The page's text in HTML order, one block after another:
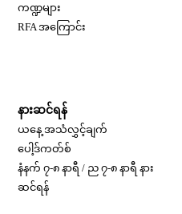
ကဏ္ဍများ
RFA အကြောင်း
နားဆင်ရန်
ယနေ့ အသံလွှင့်ချက်
ပေါ့ဒ်ကတ်စ်
နံနက် ၇-၈ နာရီ / ည ၇-၈ နာရီ နား
ဆင်ရန်